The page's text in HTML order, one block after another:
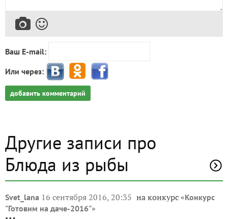
Ваш E-mail:
Или через:
добавить комментарий
Другие записи про
Блюда из рыбы
Svet_lana 16 сентября 2016, 20:35 на конкурс «Конкурс
"Готовим на даче-2016"»